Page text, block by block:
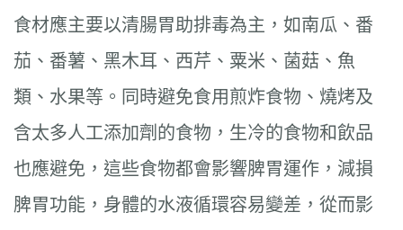
食材應主要以清腸胃助排毒為主，如南瓜、番
茄、番薯、黑木耳、西芹、粟米、菌菇、魚
類、水果等。同時避免食用煎炸食物、燒烤及
含太多人工添加劑的食物，生冷的食物和飲品
也應避免，這些食物都會影響脾胃運作，減損
脾胃功能，身體的水液循環容易變差，從而影